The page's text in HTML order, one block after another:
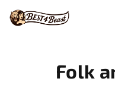
obsah
Folk